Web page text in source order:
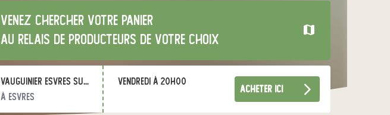
Venez chercher votre panier
au relais de producteurs de votre choix
Vauguinier Esvres sur Indre
à Esvres
vendredi à 20h00
acheter ici